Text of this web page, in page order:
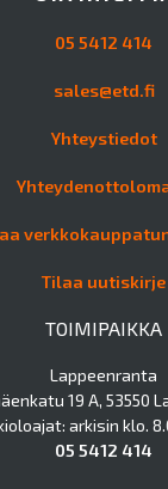
05 5412 414
sales@etd.fi
Yhteystiedot
Tilaa uutiskirje
TOIMIPAIKKA
Lappeenranta
19 A, 53550
arkisin klo.
05 5412 414